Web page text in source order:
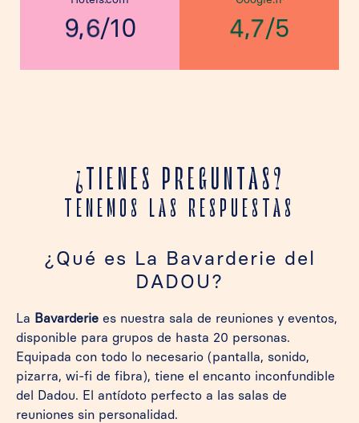
9,6/10 4,7/5
¿TIENES PREGUNTAS?
TENEMOS LAS RESPUESTAS
¿Qué es La Bavarderie del
DADOU?
La Bavarderie es nuestra sala de reuniones y eventos,
disponible para grupos de hasta 20 personas.
Equipada con todo lo necesario (pantalla, sonido,
pizarra, wi-fi de fibra), tiene el encanto inconfundible
del Dadou. El antídoto perfecto a las salas de
reuniones sin personalidad.